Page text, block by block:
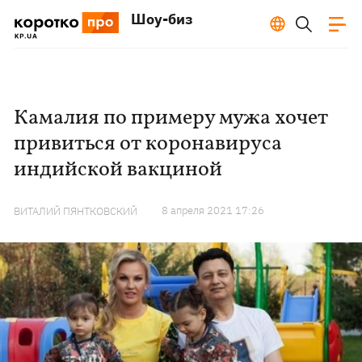
Шоу-биз
Камалия по примеру мужа хочет
привиться от коронавируса
индийской вакциной
ВИТАЛИЙ ПЯНТКОВСКИЙ 8 апреля 2021 17:26